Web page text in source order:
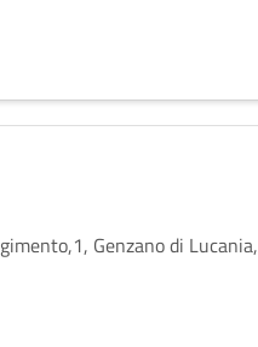
Genzano di Lucania,